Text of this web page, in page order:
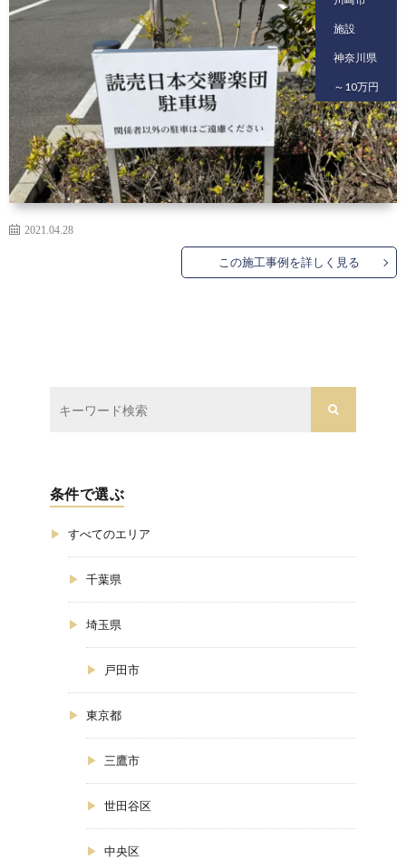
施設
神奈川県
～10万円
2021.04.28
この施工事例を詳しく見る
条件で選ぶ
すべてのエリア
千葉県
埼玉県
戸田市
東京都
三鷹市
世田谷区
中央区